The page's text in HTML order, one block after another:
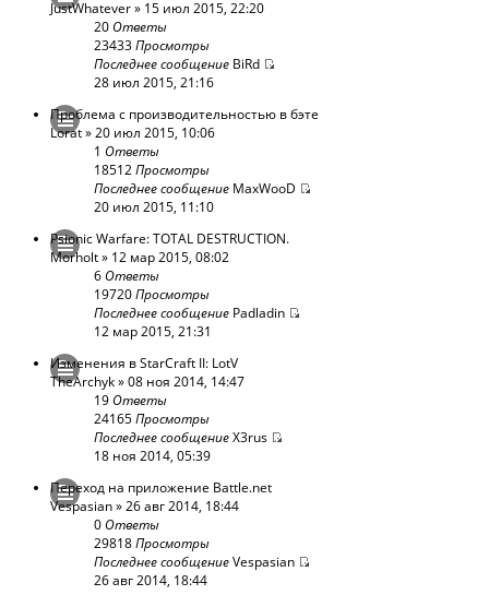
JustWhatever» 15 июл 2015, 22:20
20Ответы
23433Просмотры
Последнее сообщение BiRd
28 июл 2015, 21:16
Проблема с производительностью в бэте
Lorat» 20 июл 2015, 10:06
1 Ответы
18512Просмотры
Последнее сообщение MaxWooD
20 июл 2015, 11:10
Psionic Warfare: TOTAL DESTRUCTION.
Morholt» 12 мар 2015, 08:02
6Ответы
19720Просмотры
Последнее сообщение Padladin
12 мар 2015, 21:31
Изменения в StarCraft II: LotV
TheArchyk» 08 ноя 2014, 14:47
19Ответы
24165Просмотры
Последнее сообщениеX3rus
18 ноя 2014, 05:39
Переход на приложение Battle.net
Vespasian» 26 авг 2014, 18:44
0Ответы
29818Просмотры
Последнее сообщениеVespasian
26 авг 2014, 18:44